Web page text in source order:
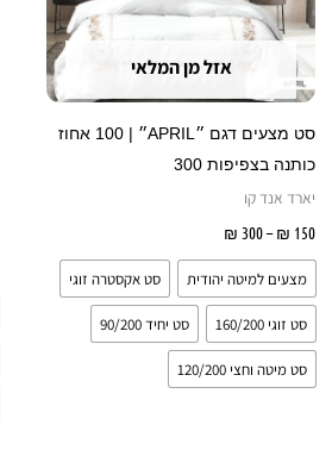
אזל מן המלאי
סט מצעים דגם ״APRIL״ | 100 אחוז
כותנה בצפיפות 300
יארד אנד קו
₪ 150
–
₪ 300
לבחור
את
האפשרויות
בעמוד
מצעים למיטה יהודית סט אקסטרה זוגי
סט זוגי 160/200 סט יחיד 90/200
סט מיטה וחצי 120/200